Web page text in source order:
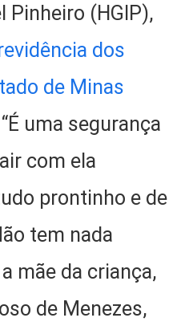
Pinheiro (HGIP),
dos
de Minas
uma segurança
com ela
prontinho e de
tem nada
mãe da criança,
de Menezes,